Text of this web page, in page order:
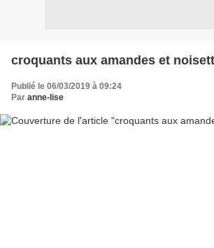
croquants aux amandes et
Publié le 06/03/2019 à 09:24
Par anne-lise